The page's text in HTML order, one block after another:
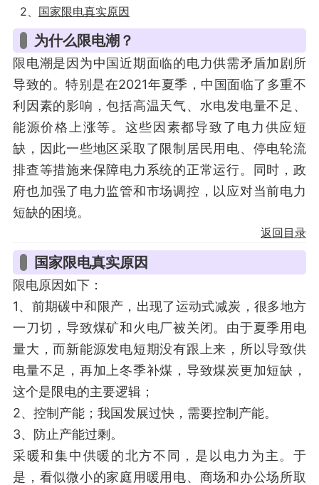
2、 国家限电真实原因
为什么限电潮？
限电潮是因为中国近期面临的电力供需矛盾加剧所
导致的。特别是在2021年夏季，中国面临了多重不
利因素的影响，包括高温天气、水电发电量不足、
能源价格上涨等。这些因素都导致了电力供应短
缺，因此一些地区采取了限制居民用电、停电轮流
排查等措施来保障电力系统的正常运行。同时，政
府也加强了电力监管和市场调控，以应对当前电力
短缺的困境。
返回目录
国家限电真实原因
限电原因如下：
1、前期碳中和限产，出现了运动式减炭，很多地方
一刀切，导致煤矿和火电厂被关闭。由于夏季用电
量大，而新能源发电短期没有跟上来，所以导致供
电量不足，再加上冬季补煤，导致煤炭更加短缺，
这个是限电的主要逻辑；
2、控制产能；我国发展过快，需要控制产能。
3、防止产能过剩。
采暖和集中供暖的北方不同，是以电力为主。于
是，看似微小的家庭用暖用电、商场和办公场所取